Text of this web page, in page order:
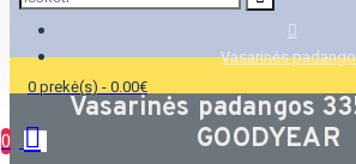
0 prekė(s) - 0.00€
0
Vasarinės
Vasarinės padangos
GOODYEAR